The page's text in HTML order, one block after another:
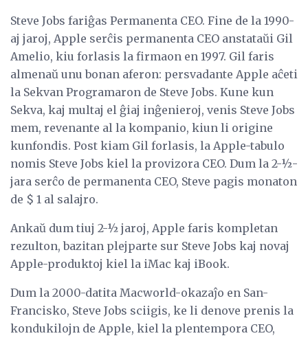
Steve Jobs fariĝas Permanenta CEO. Fine de la 1990-
aj jaroj, Apple serĉis permanenta CEO anstataŭi Gil
Amelio, kiu forlasis la firmaon en 1997. Gil faris
almenaŭ unu bonan aferon: persvadante Apple aĉeti
la Sekvan Programaron de Steve Jobs. Kune kun
Sekva, kaj multaj el ĝiaj inĝenieroj, venis Steve Jobs
mem, revenante al la kompanio, kiun li origine
kunfondis. Post kiam Gil forlasis, la Apple-tabulo
nomis Steve Jobs kiel la provizora CEO. Dum la 2-½-
jara serĉo de permanenta CEO, Steve pagis monaton
de $ 1 al salajro.
Ankaŭ dum tiuj 2-½ jaroj, Apple faris kompletan
rezulton, bazitan plejparte sur Steve Jobs kaj novaj
Apple-produktoj kiel la iMac kaj iBook.
Dum la 2000-datita Macworld-okazaĵo en San-
Francisko, Steve Jobs sciigis, ke li denove prenis la
kondukilojn de Apple, kiel la plentempora CEO,